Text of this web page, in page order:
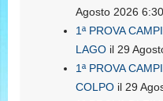
Agosto 2026 6:30
1ª PROVA
LAGO il 29
1ª PROVA
COLPO il 29